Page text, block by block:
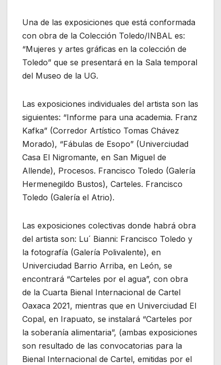
Una de las exposiciones que está conformada
con obra de la Colección Toledo/INBAL es:
“Mujeres y artes gráficas en la colección de
Toledo” que se presentará en la Sala temporal
del Museo de la UG.
Las exposiciones individuales del artista son las
siguientes: “Informe para una academia. Franz
Kafka” (Corredor Artístico Tomas Chávez
Morado), “Fábulas de Esopo” (Univerciudad
Casa El Nigromante, en San Miguel de
Allende), Procesos. Francisco Toledo (Galería
Hermenegildo Bustos), Carteles. Francisco
Toledo (Galería el Atrio).
Las exposiciones colectivas donde habrá obra
del artista son: Lu´ Bianni: Francisco Toledo y
la fotografía (Galería Polivalente), en
Univerciudad Barrio Arriba, en León, se
encontrará “Carteles por el agua”, con obra
de la Cuarta Bienal Internacional de Cartel
Oaxaca 2021, mientras que en Univerciudad El
Copal, en Irapuato, se instalará “Carteles por
la soberanía alimentaria”, (ambas exposiciones
son resultado de las convocatorias para la
Bienal Internacional de Cartel, emitidas por el